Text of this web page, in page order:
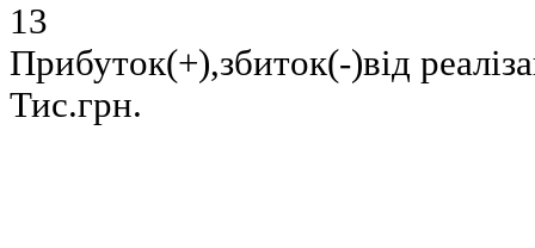
13
Прибуток(+),збиток(-)від
Тис.грн.